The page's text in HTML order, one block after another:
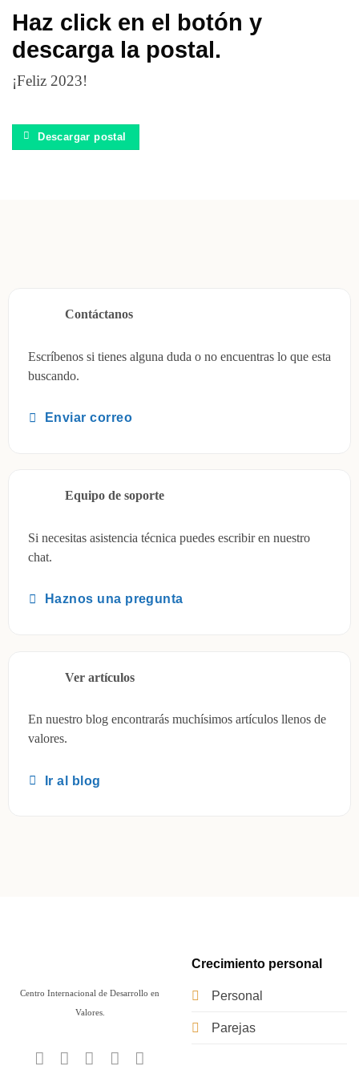
Haz click en el botón y
descarga la postal.
¡Feliz 2023!
Descargar postal
Contáctanos
Escríbenos si tienes alguna duda o no encuentras lo que esta
buscando.
Enviar correo
Equipo de soporte
Si necesitas asistencia técnica puedes escribir en nuestro
chat.
Haznos una pregunta
Ver artículos
En nuestro blog encontrarás muchísimos artículos llenos de
valores.
Ir al blog
Centro Internacional de Desarrollo en
Valores.
Crecimiento personal
Personal
Parejas